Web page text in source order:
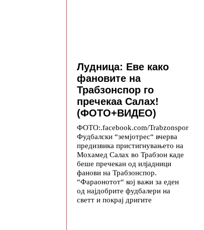
Лудница: Еве како
фановите на
Трабзонспор го
пречекаа Салах!
(ФОТО+ВИДЕО)
ФОТО:.facebook.com/Trabzonspor
Фудбалски “земјотрес“ вчерва
предизвика пристигнувањето на
Мохамед Салах во Трабзон каде
беше пречекан од илјадници
фанови на Трабзонспор.
“Фараонотот“ кој важи за еден
од најдобрите фудбалери на
светт и покрај дригите